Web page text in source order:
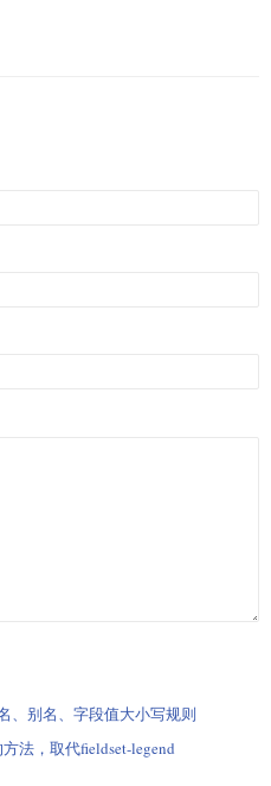
、别名、字段值大小写规则
法，取代fieldset-legend